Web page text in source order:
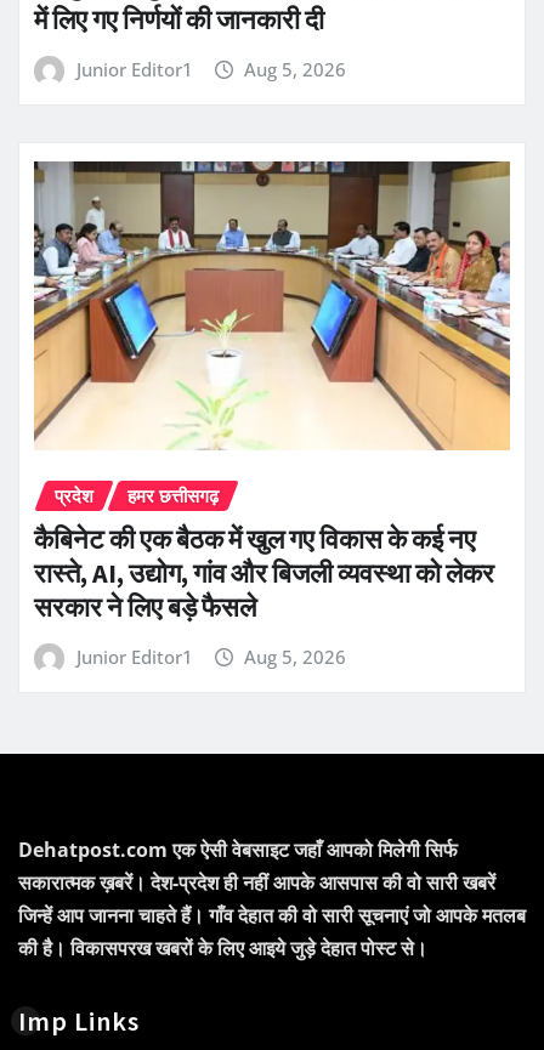
में लिए गए निर्णयों की जानकारी दी
Junior Editor1 Aug 5, 2026
प्रदेश हमर छत्तीसगढ़
कैबिनेट की एक बैठक में खुल गए विकास के कई नए
रास्ते, AI, उद्योग, गांव और बिजली व्यवस्था को लेकर
सरकार ने लिए बड़े फैसले
Junior Editor1 Aug 5, 2026
Dehatpost.com एक ऐसी वेबसाइट जहाँ आपको मिलेगी सिर्फ
सकारात्मक ख़बरें। देश-प्रदेश ही नहीं आपके आसपास की वो सारी खबरें
जिन्हें आप जानना चाहते हैं। गाँव देहात की वो सारी सूचनाएं जो आपके मतलब
की है। विकासपरख खबरों के लिए आइये जुड़े देहात पोस्ट से।
Imp Links